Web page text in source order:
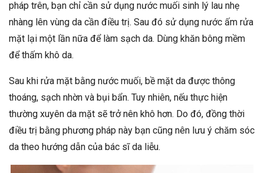
pháp trên, bạn chỉ cần sử dụng nước muối sinh lý lau nhẹ
nhàng lên vùng da cần điều trị. Sau đó sử dụng nước ấm rửa
mặt lại một lần nữa để làm sạch da. Dùng khăn bông mềm
để thấm khô da.
Sau khi rửa mặt bằng nước muối, bề mặt da được thông
thoáng, sạch nhờn và bụi bẩn. Tuy nhiên, nếu thực hiện
thường xuyên da mặt sẽ trở nên khô hơn. Do đó, đồng thời
điều trị bằng phương pháp này bạn cũng nên lưu ý chăm sóc
da theo hướng dẫn của bác sĩ da liễu.